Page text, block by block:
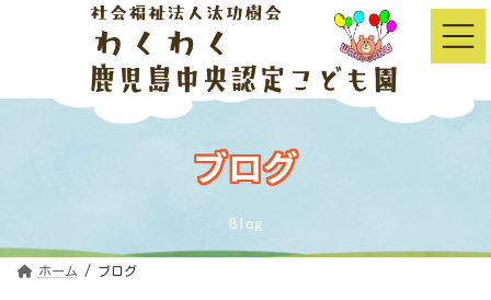
へ
ョ
ブログ
Blog
ホーム ブログ